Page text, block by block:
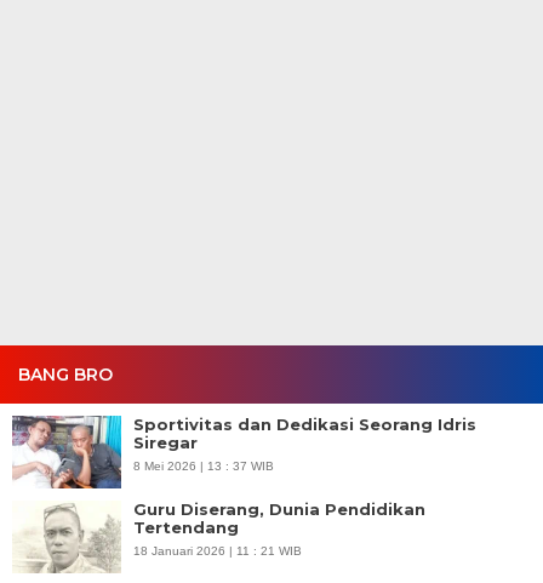
BANG BRO
Sportivitas dan Dedikasi Seorang Idris
Siregar
8 Mei 2026 | 13 : 37 WIB
Guru Diserang, Dunia Pendidikan
Tertendang
18 Januari 2026 | 11 : 21 WIB